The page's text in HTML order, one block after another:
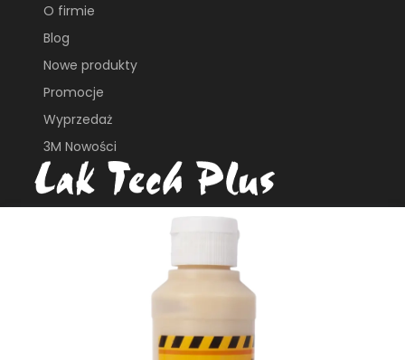
O firmie
Blog
Nowe produkty
Promocje
Wyprzedaż
3M Nowości
e_biuro@laktech.pl